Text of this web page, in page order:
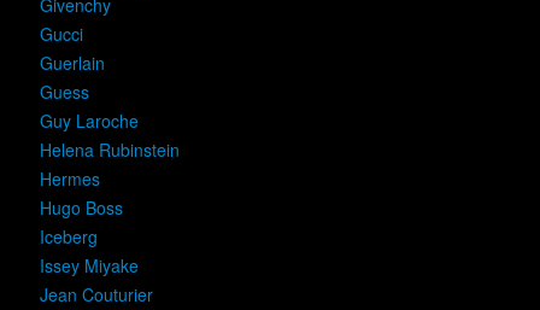
Givenchy
Gucci
Guerlain
Guess
Guy Laroche
Helena Rubinstein
Hermes
Hugo Boss
Iceberg
Issey Miyake
Jean Couturier